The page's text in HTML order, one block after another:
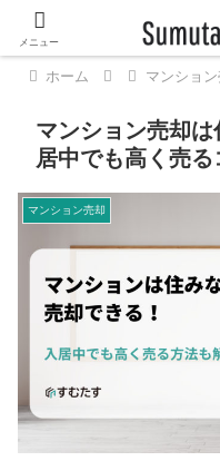
ホーム マンショ
マンション売却
居中でも高く売る
マンション売却
メニュー